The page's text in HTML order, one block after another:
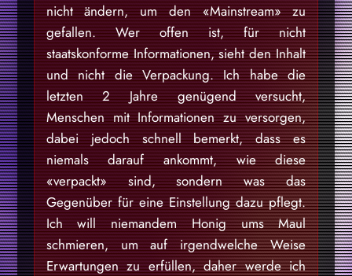
nicht ändern, um den «Mainstream» zu
gefallen. Wer offen ist, für nicht
staatskonforme Informationen, sieht den Inhalt
und nicht die Verpackung. Ich habe die
letzten 2 Jahre genügend versucht,
Menschen mit Informationen zu versorgen,
dabei jedoch schnell bemerkt, dass es
niemals darauf ankommt, wie diese
«verpackt» sind, sondern was das
Gegenüber für eine Einstellung dazu pflegt.
Ich will niemandem Honig ums Maul
schmieren, um auf irgendwelche Weise
Erwartungen zu erfüllen, daher werde ich